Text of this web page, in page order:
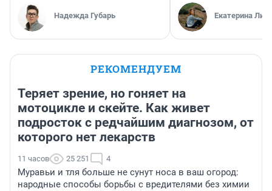
Надежда Губарь Екатерина
РЕКОМЕНДУЕМ
Теряет зрение, но гоняет на
мотоцикле и скейте. Как живет
подросток с редчайшим диагнозом, от
которого нет лекарств
11 часов 25 251 4
Муравьи и тля больше не сунут носа в ваш огород:
народные способы борьбы с вредителями без химии